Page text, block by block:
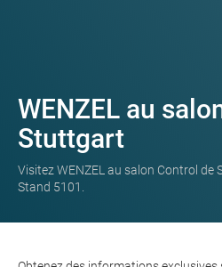
WENZEL au
Stuttgart
Visitez WENZEL au salon Control de
Stand 5101.